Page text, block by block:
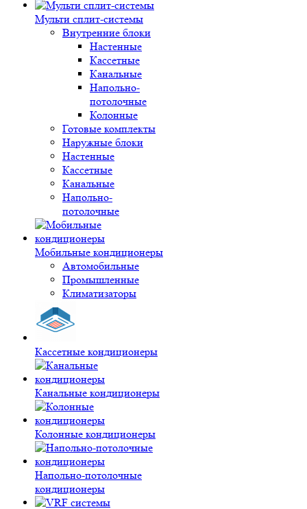
Мульти сплит-системы
Внутренние блоки
Настенные
Кассетные
Канальные
Напольно-
потолочные
Колонные
Готовые комплекты
Наружные блоки
Настенные
Кассетные
Канальные
Напольно-
потолочные
Мобильные кондиционеры
Автомобильные
Промышленные
Климатизаторы
Кассетные кондиционеры
Канальные кондиционеры
Колонные кондиционеры
Напольно-потолочные
кондиционеры